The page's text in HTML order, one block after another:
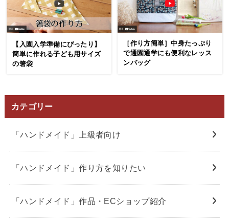
【入園入学準備にぴったり】
簡単に作れる子ども用サイズ
の箸袋
［作り方簡単］中身たっぷり
で通園通学にも便利なレッス
ンバッグ
カテゴリー
「ハンドメイド」上級者向け
「ハンドメイド」作り方を知りたい
「ハンドメイド」作品・ECショップ紹介